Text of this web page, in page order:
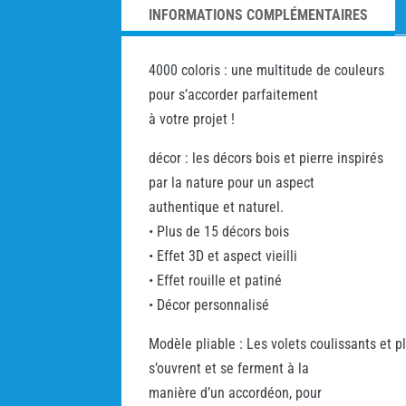
INFORMATIONS COMPLÉMENTAIRES
4000 coloris : une multitude de couleurs
pour s’accorder parfaitement
à votre projet !
décor : les décors bois et pierre inspirés
par la nature pour un aspect
authentique et naturel.
• Plus de 15 décors bois
• Effet 3D et aspect vieilli
• Effet rouille et patiné
• Décor personnalisé
Modèle pliable : Les volets coulissants et
s’ouvrent et se ferment à la
manière d’un accordéon, pour